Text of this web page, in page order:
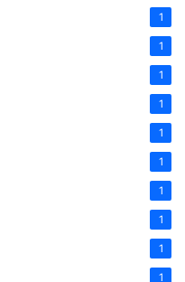
1
1
1
1
1
1
1
1
1
1